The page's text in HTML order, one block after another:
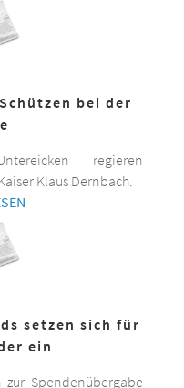
bei der
regieren
Klaus Dernbach.
setzen sich für
ein
zur Spendenübergabe